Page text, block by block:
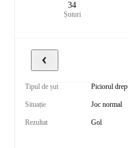
34
Șuturi
Tipul de șut Piciorul
Situație Joc normal
Rezultat Gol